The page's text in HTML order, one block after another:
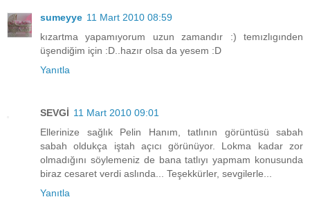
sumeyye 11 Mart 2010 08:59
kızartma yapamıyorum uzun zamandır :) temızlıgınden
üşendiğim için :D..hazır olsa da yesem :D
Yanıtla
SEVGİ 11 Mart 2010 09:01
Ellerinize sağlık Pelin Hanım, tatlının görüntüsü sabah
sabah oldukça iştah açıcı görünüyor. Lokma kadar zor
olmadığını söylemeniz de bana tatlıyı yapmam konusunda
biraz cesaret verdi aslında... Teşekkürler, sevgilerle...
Yanıtla